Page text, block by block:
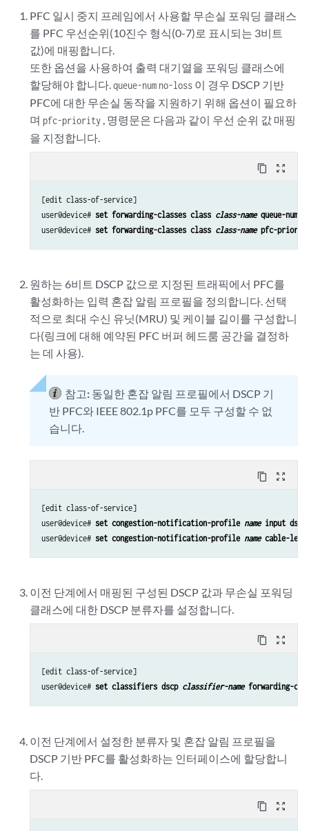
PFC 일시 중지 프레임에서 사용할 무손실 포워딩 클래스
를 PFC 우선순위(10진수 형식(0-7)로 표시되는 3비트
값)에 매핑합니다.
또한 옵션을 사용하여 출력 대기열을 포워딩 클래스에
할당해야 합니다.queue-num no-loss 이 경우 DSCP 기반
PFC에 대한 무손실 동작을 지원하기 위해 옵션이 필요하
며pfc-priority , 명령문은 다음과 같이 우선 순위 값 매핑
을 지정합니다.
content_copy zoom_out_map
[edit class-of-service]
user@device# set forwarding-classes class class-name queue-num
user@device# set forwarding-classes class class-name pfc-
원하는 6비트 DSCP 값으로 지정된 트래픽에서 PFC를
활성화하는 입력 혼잡 알림 프로필을 정의합니다. 선택
적으로 최대 수신 유닛(MRU) 및 케이블 길이를 구성합니
다(링크에 대해 예약된 PFC 버퍼 헤드룸 공간을 결정하
는 데 사용).
참고: 동일한 혼잡 알림 프로필에서 DSCP 기
반 PFC와 IEEE 802.1p PFC를 모두 구성할 수 없
습니다.
content_copy zoom_out_map
[edit class-of-service]
user@device# set congestion-notification-profile name input
user@device# set congestion-notification-profile name cable-
이전 단계에서 매핑된 구성된 DSCP 값과 무손실 포워딩
클래스에 대한 DSCP 분류자를 설정합니다.
content_copy zoom_out_map
[edit class-of-service]
user@device# set classifiers dscp classifier-name forwarding-
이전 단계에서 설정한 분류자 및 혼잡 알림 프로필을
DSCP 기반 PFC를 활성화하는 인터페이스에 할당합니
다.
content_copy zoom_out_map